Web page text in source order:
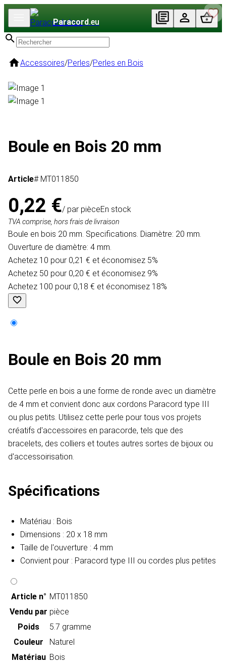
Paracord.eu
Accessoires/Perles/Perles en Bois
Boule en Bois 20 mm
Article# MT011850
0,22 €/ par pièceEn stock
TVA comprise, hors frais de livraison
Boule en bois 20 mm. Specifications. Diamètre: 20 mm.
Ouverture de diamètre: 4 mm.
Achetez 10 pour 0,21 € et économisez 5%
Achetez 50 pour 0,20 € et économisez 9%
Achetez 100 pour 0,18 € et économisez 18%
Boule en Bois 20 mm
Cette perle en bois a une forme de ronde avec un diamètre
de 4 mm et convient donc aux cordons Paracord type III
ou plus petits. Utilisez cette perle pour tous vos projets
créatifs d'accessoires en paracorde, tels que des
bracelets, des colliers et toutes autres sortes de bijoux ou
d'accessoirisation.
Spécifications
Matériau : Bois
Dimensions : 20 x 18 mm
Taille de l'ouverture : 4 mm
Convient pour : Paracord type III ou cordes plus petites
Article n° MT011850
Vendu par pièce
Poids
5.7 gramme
Couleur
Naturel
Matériau Bois